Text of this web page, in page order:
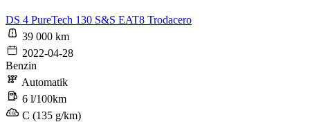
DS 4 PureTech 130 S&S EAT8 Trodacero
39 000 km
2022-04-28
Benzin
Automatik
6 l/100km
C (135 g/km)